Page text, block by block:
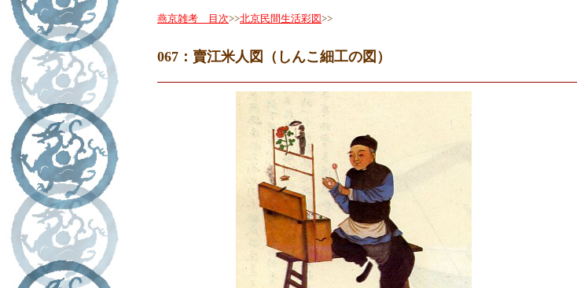
燕京雑考 目次>>北京民間生活彩図>>
067：賣江米人図（しんこ細工の図）